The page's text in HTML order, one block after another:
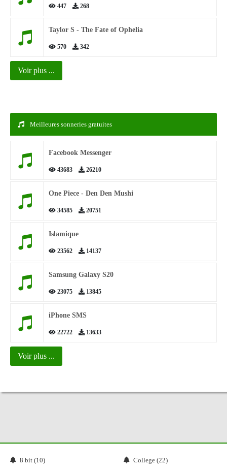
447 268
Taylor S - The Fate of Ophelia
570 342
Voir plus ...
Meilleures sonneries gratuites
Facebook Messenger
43683 26210
One Piece - Den Den Mushi
34585 20751
Islamique
23562 14137
Samsung Galaxy S20
23075 13845
iPhone SMS
22722 13633
Voir plus ...
8 bit (10) College (22)